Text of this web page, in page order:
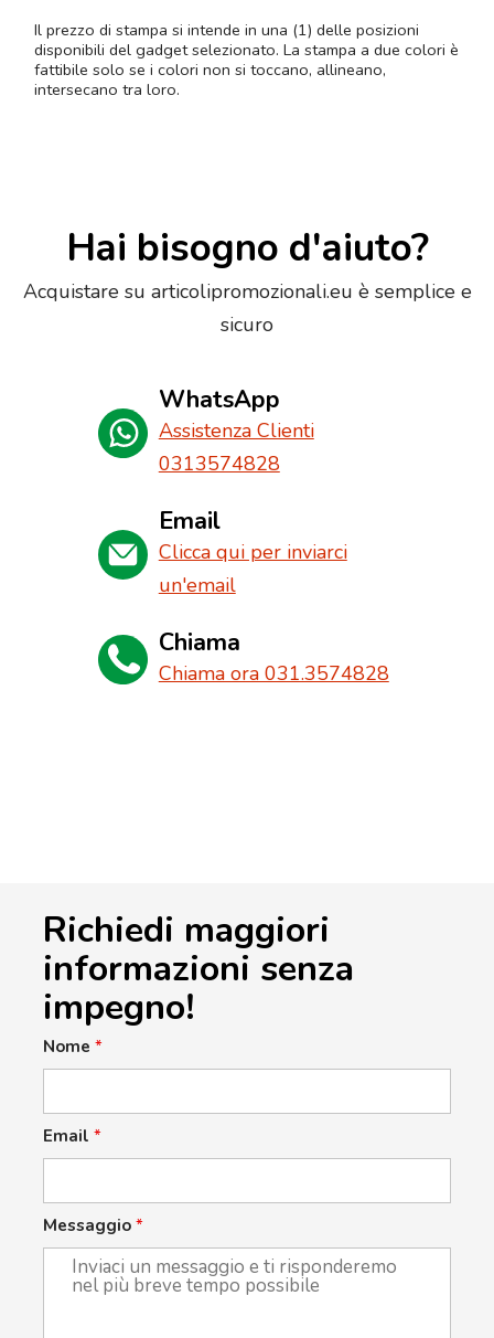
Il prezzo di stampa si intende in una (1) delle posizioni
disponibili del gadget selezionato. La stampa a due colori è
fattibile solo se i colori non si toccano, allineano,
intersecano tra loro.
Hai bisogno d'aiuto?
Acquistare su articolipromozionali.eu è semplice e
sicuro
WhatsApp
Assistenza Clienti
0313574828
Email
Clicca qui per inviarci
un'email
Chiama
Chiama ora 031.3574828
Richiedi maggiori
informazioni senza
impegno!
Nome *
Email *
Messaggio *